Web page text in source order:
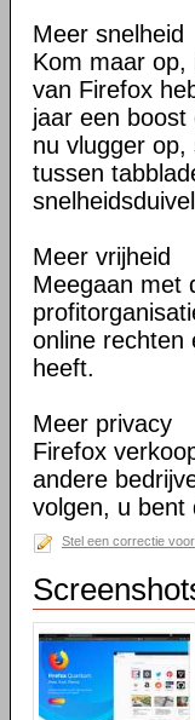
Meer snelheid
Kom maar
van Firefox
jaar een
nu vlugger op,
tussen
Meer vrijheid
Meegaan met
online rechten
heeft.
Meer privacy
Firefox
andere
volgen, u bent
Stel een correctie voor